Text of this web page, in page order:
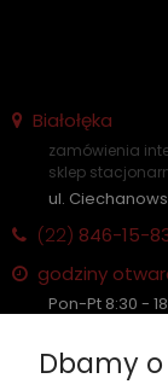
Białołęka
zamówienia
sklep
ul.
(22) 846-15-
godziny
Pon-Pt 8:30 -
Płatność:
Dbamy